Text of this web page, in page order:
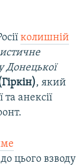
колишній
Донецької
, який
анексії
цього взводу